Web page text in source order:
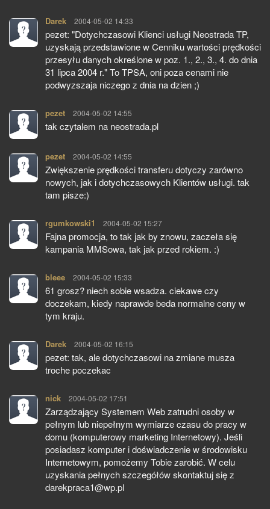
Darek pisze:
2004-05-02 14:33
pezet: "Dotychczasowi Klienci usługi Neostrada TP,
uzyskają przedstawione w Cenniku wartości prędkości
przesyłu danych określone w poz. 1., 2., 3., 4. do dnia
31 lipca 2004 r." To TPSA, oni poza cenami nie
podwyzszaja niczego z dnia na dzien ;)
pezet pisze:
2004-05-02 14:55
tak czytalem na neostrada.pl
pezet pisze:
2004-05-02 14:55
Zwiększenie prędkości transferu dotyczy zarówno
nowych, jak i dotychczasowych Klientów usługi. tak
tam pisze:)
rgumkowski1 pisze:
2004-05-02 15:27
Fajna promocja, to tak jak by znowu, zaczeła się
kampania MMSowa, tak jak przed rokiem. :)
bleee pisze:
2004-05-02 15:33
61 grosz? niech sobie wsadza. ciekawe czy
doczekam, kiedy naprawde beda normalne ceny w
tym kraju.
Darek pisze:
2004-05-02 16:15
pezet: tak, ale dotychczasowi na zmiane musza
troche poczekac
nick pisze:
2004-05-02 17:51
Zarządzający Systemem Web zatrudni osoby w
pełnym lub niepełnym wymiarze czasu do pracy w
domu (komputerowy marketing Internetowy). Jeśli
posiadasz komputer i doświadczenie w środowisku
Internetowym, pomożemy Tobie zarobić. W celu
uzyskania pełnych szczegółów skontaktuj się z
darekpraca1@wp.pl